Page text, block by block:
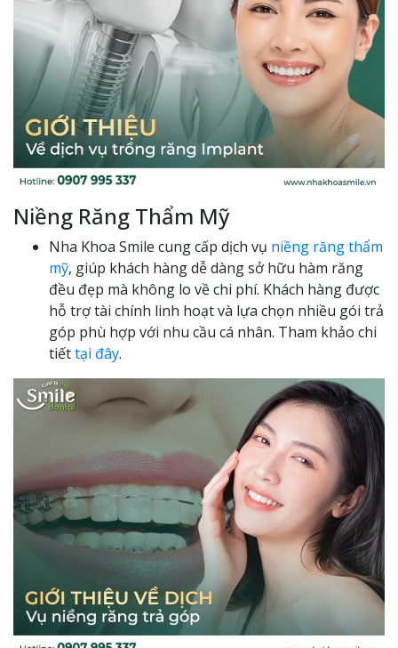
Niềng Răng Thẩm Mỹ
Nha Khoa Smile cung cấp dịch vụ niềng răng thẩm
mỹ, giúp khách hàng dễ dàng sở hữu hàm răng
đều đẹp mà không lo về chi phí. Khách hàng được
hỗ trợ tài chính linh hoạt và lựa chọn nhiều gói trả
góp phù hợp với nhu cầu cá nhân. Tham khảo chi
tiếttại đây.